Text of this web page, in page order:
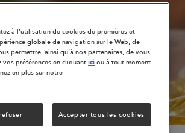
à l’utilisation de cookies de premières et
globale de navigation sur le Web, de
permettre, ainsi qu’à nos partenaires, de vous
préférences en cliquantici ou à tout moment
en plus sur notre
Accepter tous les cookies